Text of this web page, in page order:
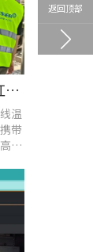
声热融合，降本增效 | UT568F红外声成像仪，以智能巡检筑牢气体厂区安全屏障
温
带
、
返回顶部